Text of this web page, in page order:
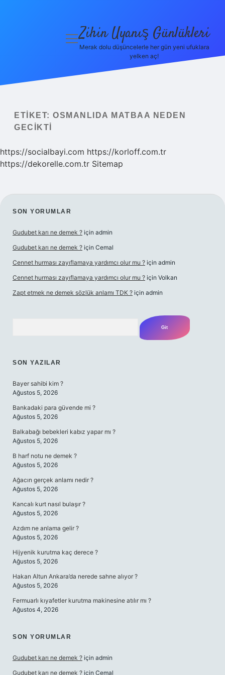
Politikası
Yasal Uyarı
menüyü
Zihin Uyanış Günlükleri
Merak dolu düşüncelerle her gün yeni ufuklara
yelken aç!
ETIKET: OSMANLIDA MATBAA NEDEN
GECIKTI
https://socialbayi.com https://korloff.com.tr
https://dekorelle.com.tr Sitemap
SIDEBAR
SON YORUMLAR
Gudubet karı ne demek ? için admin
Gudubet karı ne demek ? için Cemal
Cennet hurması zayıflamaya yardımcı olur mu ? için admin
Cennet hurması zayıflamaya yardımcı olur mu ? için Volkan
Zapt etmek ne demek sözlük anlamı TDK ? için admin
SON YAZILAR
Bayer sahibi kim ?
Ağustos 5, 2026
Bankadaki para güvende mi ?
Ağustos 5, 2026
Balkabağı bebekleri kabız yapar mı ?
Ağustos 5, 2026
B harf notu ne demek ?
Ağustos 5, 2026
Ağacın gerçek anlamı nedir ?
Ağustos 5, 2026
Kancalı kurt nasıl bulaşır ?
Ağustos 5, 2026
Azdım ne anlama gelir ?
Ağustos 5, 2026
Hijyenik kurutma kaç derece ?
Ağustos 5, 2026
Hakan Altun Ankara’da nerede sahne alıyor ?
Ağustos 5, 2026
Fermuarlı kıyafetler kurutma makinesine atılır mı ?
Ağustos 4, 2026
SON YORUMLAR
Gudubet karı ne demek ? için admin
Gudubet karı ne demek ? için Cemal